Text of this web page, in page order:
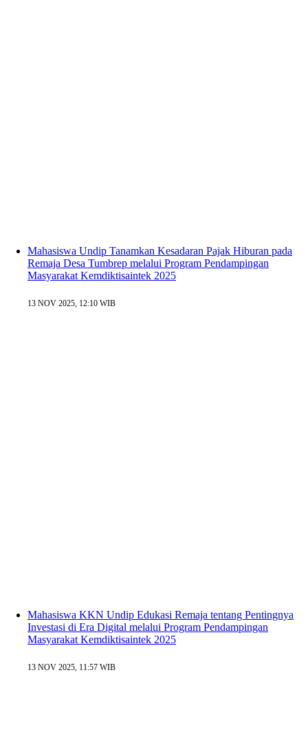
Mahasiswa Undip Tanamkan Kesadaran Pajak Hiburan pada
Remaja Desa Tumbrep melalui Program Pendampingan
Masyarakat Kemdiktisaintek 2025
13 NOV 2025, 12:10 WIB
Mahasiswa KKN Undip Edukasi Remaja tentang Pentingnya
Investasi di Era Digital melalui Program Pendampingan
Masyarakat Kemdiktisaintek 2025
13 NOV 2025, 11:57 WIB